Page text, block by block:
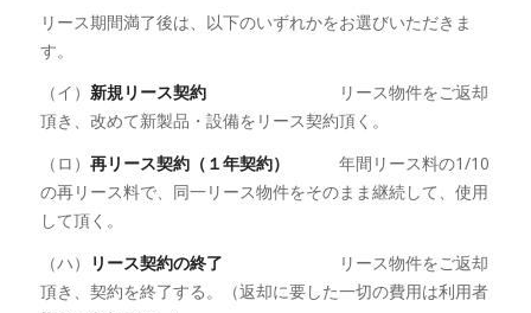
リース期間満了後は、以下のいずれかをお選びいただきま
す。
（イ） 新規リース契約リース物件をご返却
頂き、改めて新製品・設備をリース契約頂く。
（ロ） 再リース契約（１年契約）
年間リース料の1/10
の再リース料で、同一リース物件をそのまま継続して、使用
して頂く。
（ハ）
リース契約の終了 リース物件をご返却
頂き、契約を終了する。（返却に要した一切の費用は利用者